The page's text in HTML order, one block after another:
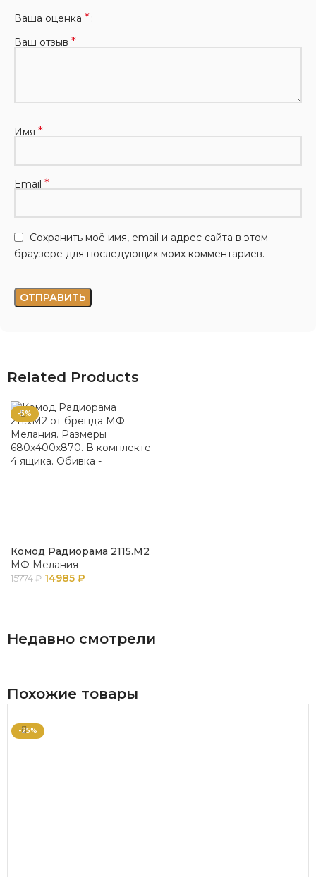
Ваша оценка *
Ваш отзыв *
Имя *
Email *
Сохранить моё имя, email и адрес сайта в этом
браузере для последующих моих комментариев.
Related Products
-5%
Комод Радиорама 2115.М2
МФ Мелания
15774₽ 14985 ₽
Недавно смотрели
Похожие товары
-25%